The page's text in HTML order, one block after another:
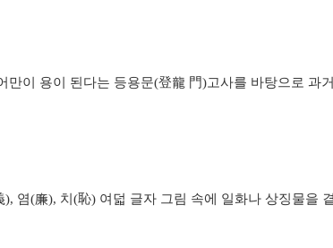
만이 용이 된다는 등용문(登龍 門)고사를 바탕으로 과
염(廉), 치(恥) 여덟 글자 그림 속에 일화나 상징물을